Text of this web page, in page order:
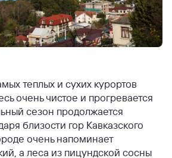
теплых и сухих курортов
очень чистое и прогревается
сезон продолжается
близости гор Кавказского
очень напоминает
а леса из пицундской сосны